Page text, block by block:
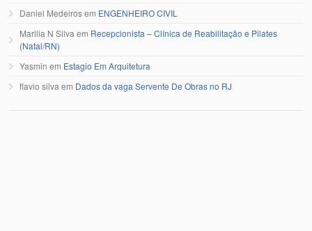
Daniel Medeirosem ENGENHEIRO CIVIL
Marilia N Silva em Recepcionista – Clínica de Reabilitação e Pilates
(Natal/RN)
Yasmin em Estagio Em Arquitetura
flavio silva em Dados da vaga Servente De Obras no RJ